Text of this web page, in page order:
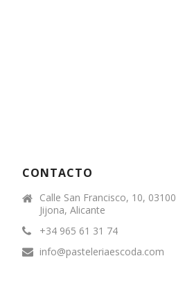
CONTACTO
Calle San Francisco, 10, 03100
Jijona, Alicante
+34 965 61 31 74
info@pasteleriaescoda.com